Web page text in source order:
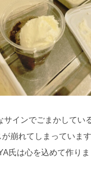
サインでごまかしてい
崩れてしまっています
氏は心を込めて作り